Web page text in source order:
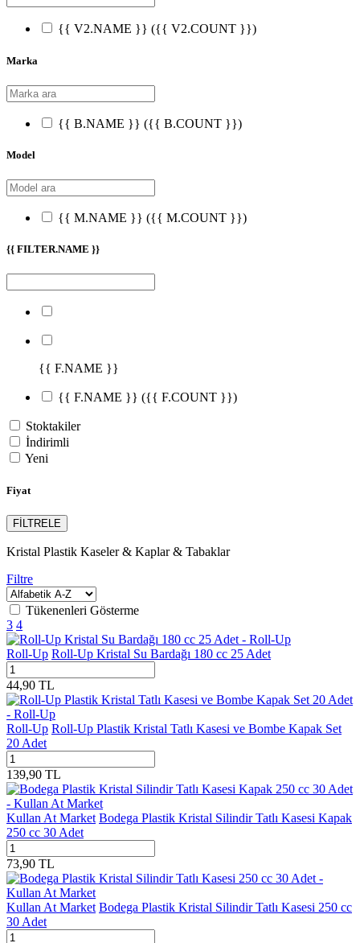
{{ V2.NAME }} ({{ V2.COUNT }})
Marka
{{ B.NAME }} ({{ B.COUNT }})
Model
{{ M.NAME }} ({{ M.COUNT }})
{{ FILTER.NAME }}
{{ F.NAME }}
{{ F.NAME }} ({{ F.COUNT }})
Stoktakiler
İndirimli
Yeni
Fiyat
FİLTRELE
Kristal Plastik Kaseler & Kaplar & Tabaklar
Filtre
Tükenenleri Gösterme
3 4
Roll-Up Roll-Up Kristal Su Bardağı 180 cc 25 Adet
44,90 TL
Roll-Up Roll-Up Plastik Kristal Tatlı Kasesi ve Bombe Kapak Set
20 Adet
139,90 TL
Kullan At Market Bodega Plastik Kristal Silindir Tatlı Kasesi Kapak
250 cc 30 Adet
73,90 TL
Kullan At Market Bodega Plastik Kristal Silindir Tatlı Kasesi 250 cc
30 Adet